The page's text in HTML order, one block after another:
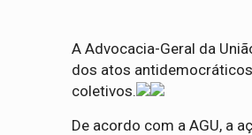
A Advocacia-Geral da
dos atos
coletivos.
De acordo com a AGU, a